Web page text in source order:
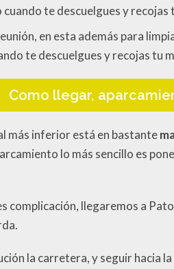
te descuelgues y recojas
en esta además para
te descuelgues y recojas tu
Como llegar,
más inferior está en bastante
lo más sencillo es
complicación, llegaremos a
la carretera, y seguir hacia